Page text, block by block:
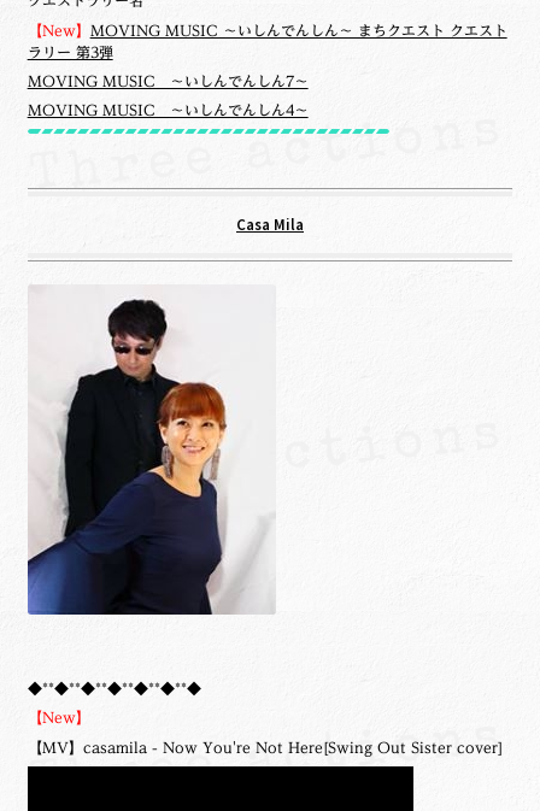
【New】 MOVING MUSIC ～いしんでんしん～ まちクエスト クエスト
ラリー 第3弾
MOVING MUSIC ～いしんでんしん7～
MOVING MUSIC ～いしんでんしん4～
Casa Mila
◆**◆**◆**◆**◆**◆**◆
【New】
【MV】casamila - Now You're Not Here[Swing Out Sister cover]